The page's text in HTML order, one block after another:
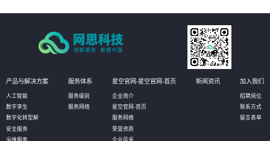
产品与解决方案
人工智能
数字孪生
数字化转型解
安全服务
运维服务
服务体系
服务级别
服务网络
星空官网-星空官网-首页
企业简介
星空官网-首页
服务网络
荣誉资质
企业风采
新闻资讯 加入我们
招聘岗位
联系方式
留言表单